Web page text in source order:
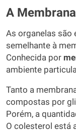
A
As organelas são
semelhante à
Conhecida por
ambiente
Tanto a
compostas por
Porém, a
O colesterol está